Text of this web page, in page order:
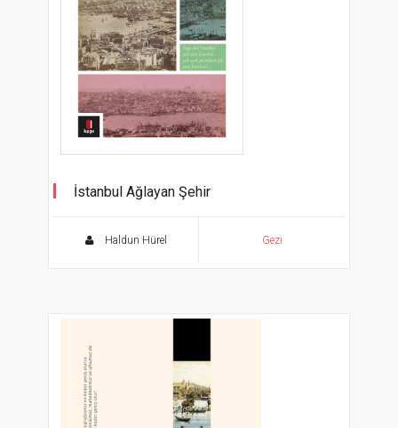
İstanbul Ağlayan Şehir
Haldun Hürel Gezi